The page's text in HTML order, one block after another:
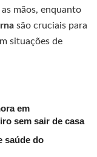
mãos, enquanto
são cruciais para
situações de
em
sem sair de casa
saúde do